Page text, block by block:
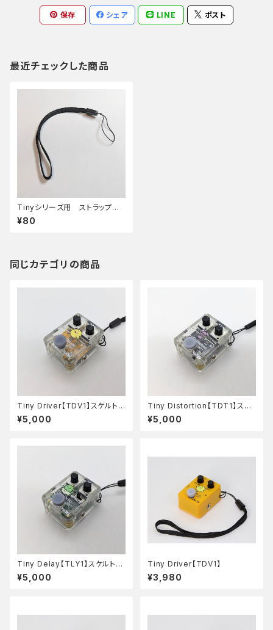
保存 シェア LINE ポスト
最近チェックした商品
Tinyシリーズ用 ストラップ部
品
¥80
同じカテゴリの商品
Tiny Driver【TDV1】スケルトン
Ver
¥5,000
Tiny Distortion【TDT1】スケ
ルトンVer
¥5,000
Tiny Delay【TLY1】スケルトン
Ver
¥5,000
Tiny Driver【TDV1】
¥3,980